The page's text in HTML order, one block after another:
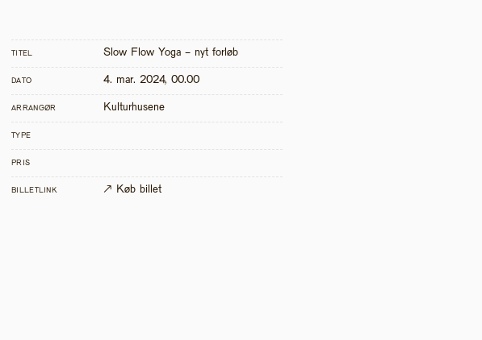
TITEL Slow Flow Yoga - nyt forløb
DATO 4. mar. 2024, 00.00
ARRANGØR Kulturhusene
TYPE
PRIS
BILLETLINK ↗ Køb billet